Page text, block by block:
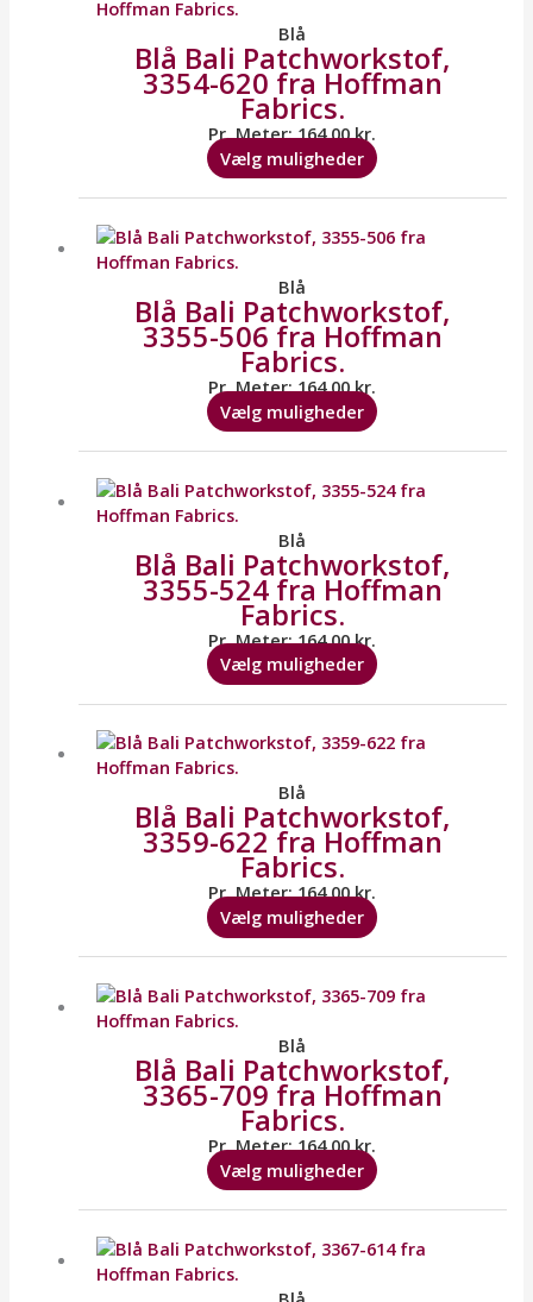
Blå
Blå Bali Patchworkstof,
3354-620 fra Hoffman
Fabrics.
Pr. Meter:164,00kr.
Vælg muligheder
varianter.
Mulighederne
på
Blå
Blå Bali Patchworkstof,
3355-506 fra Hoffman
Fabrics.
Pr. Meter:164,00kr.
Vælg muligheder
vare
varianter.
Mulighederne
på
Blå
Blå Bali Patchworkstof,
3355-524 fra Hoffman
Fabrics.
Pr. Meter:164,00kr.
Vælg muligheder
vare
varianter.
Mulighederne
på
Blå
Blå Bali Patchworkstof,
3359-622 fra Hoffman
Fabrics.
Pr. Meter:164,00kr.
Vælg muligheder
vare
varianter.
Mulighederne
på
Blå
Blå Bali Patchworkstof,
3365-709 fra Hoffman
Fabrics.
Pr. Meter:164,00kr.
Vælg muligheder
vare
varianter.
Mulighederne
på
vare